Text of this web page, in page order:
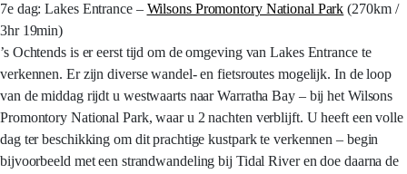
7e dag: Lakes Entrance – Wilsons Promontory National Park (270km /
3hr 19min)
’s Ochtends is er eerst tijd om de omgeving van Lakes Entrance te
verkennen. Er zijn diverse wandel- en fietsroutes mogelijk. In de loop
van de middag rijdt u westwaarts naar Warratha Bay – bij het Wilsons
Promontory National Park, waar u 2 nachten verblijft. U heeft een volle
dag ter beschikking om dit prachtige kustpark te verkennen – begin
bijvoorbeeld met een strandwandeling bij Tidal River en doe daarna de